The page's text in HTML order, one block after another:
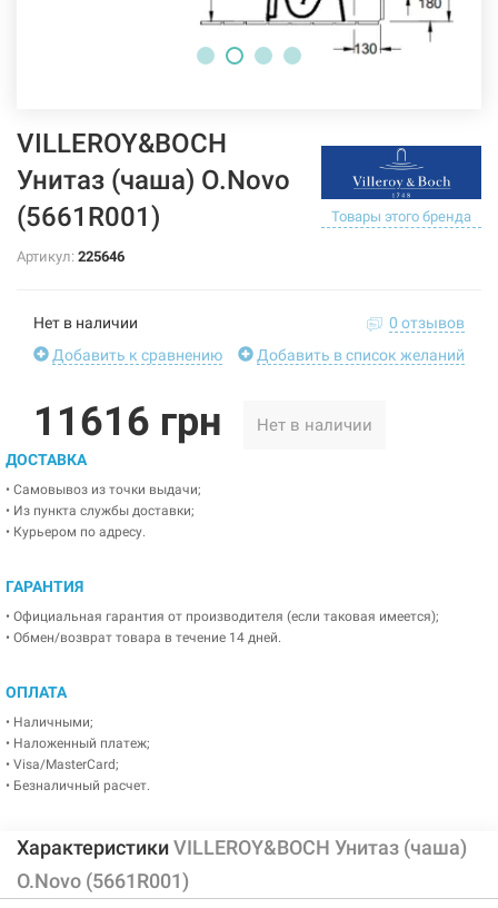
VILLEROY&BOCH
Унитаз (чаша) O.Novo
(5661R001)
Товары этого бренда
Артикул: 225646
Нет в наличии
0 отзывов
Добавить к сравнению
Добавить в список желаний
11616 грн Нет в наличии
ДОСТАВКА
• Самовывоз из точки выдачи;
• Из пункта службы доставки;
• Курьером по адресу.
ГАРАНТИЯ
• Официальная гарантия от производителя (если таковая имеется);
• Обмен/возврат товара в течение 14 дней.
ОПЛАТА
• Наличными;
• Наложенный платеж;
• Visa/MasterCard;
• Безналичный расчет.
ХарактеристикиVILLEROY&BOCH Унитаз (чаша)
O.Novo (5661R001)